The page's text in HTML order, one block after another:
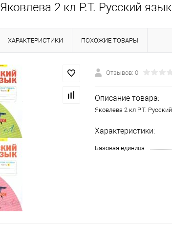
Яковлева 2 кл Р.Т. Русский
ХАРАКТЕРИСТИКИ ПОХОЖИЕ ТОВАРЫ
Отзывов: 0
Описание товара:
Яковлева 2 кл Р.Т.
Характеристики:
Базовая единица